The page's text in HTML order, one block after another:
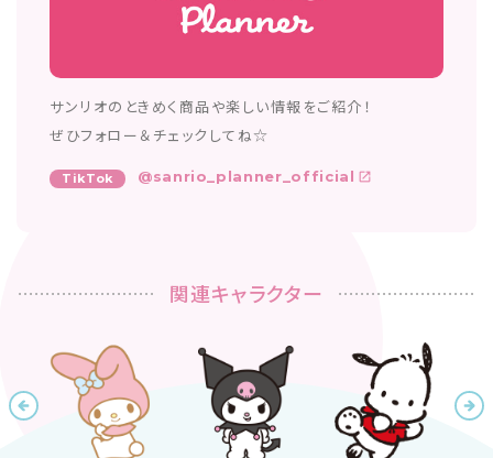
サンリオのときめく商品や楽しい情報をご紹介！
ぜひフォロー＆チェックしてね☆
TikTok @sanrio_planner_official
関連キャラクター